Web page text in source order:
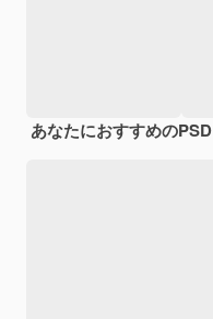
あなたにおすすめのPSD